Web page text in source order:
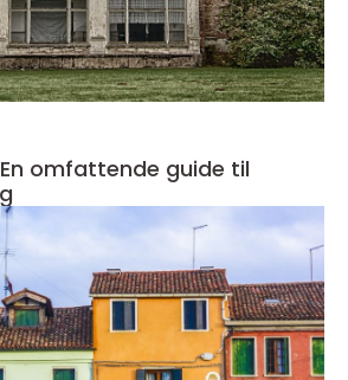
omfattende guide til